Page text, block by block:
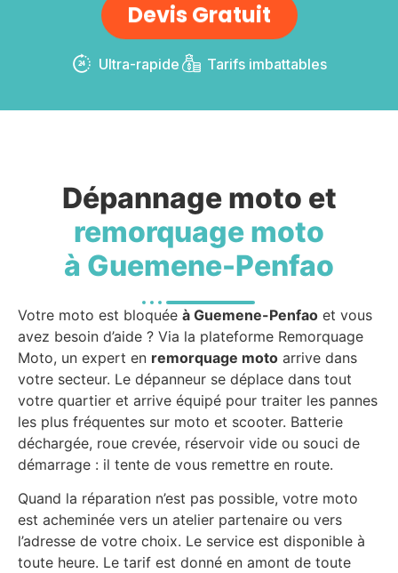
Devis Gratuit
Ultra-rapide Tarifs imbattables
Dépannage moto et
remorquage moto
à Guemene-Penfao
Votre moto est bloquée à Guemene-Penfao et vous
avez besoin d’aide ? Via la plateforme Remorquage
Moto, un expert en remorquage moto arrive dans
votre secteur. Le dépanneur se déplace dans tout
votre quartier et arrive équipé pour traiter les pannes
les plus fréquentes sur moto et scooter. Batterie
déchargée, roue crevée, réservoir vide ou souci de
démarrage : il tente de vous remettre en route.
Quand la réparation n’est pas possible, votre moto
est acheminée vers un atelier partenaire ou vers
l’adresse de votre choix. Le service est disponible à
toute heure. Le tarif est donné en amont de toute